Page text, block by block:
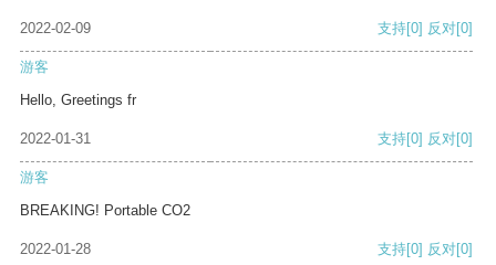
2022-02-09 支持[0] 反对[0]
游客
Hello, Greetings fr
2022-01-31 支持[0] 反对[0]
游客
BREAKING! Portable CO2
2022-01-28 支持[0] 反对[0]